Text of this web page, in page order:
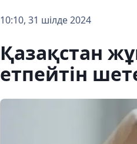
10:10, 31 шілде 2024
Қазақстан
етпейтін